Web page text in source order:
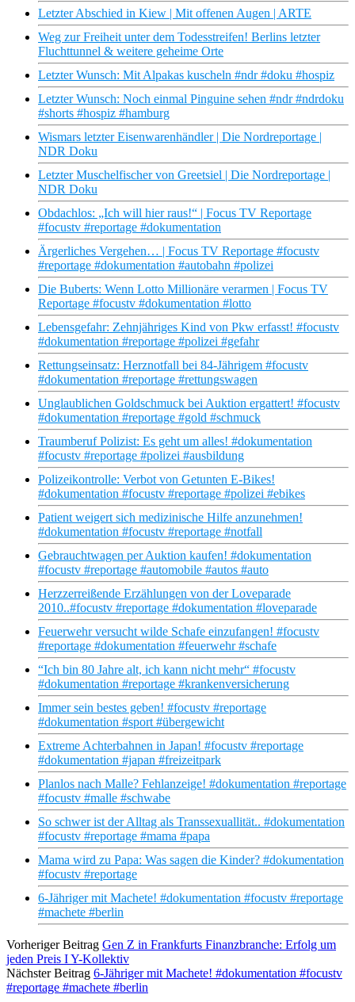
Letzter Abschied in Kiew | Mit offenen Augen | ARTE
Weg zur Freiheit unter dem Todesstreifen! Berlins letzter
Fluchttunnel & weitere geheime Orte
Letzter Wunsch: Mit Alpakas kuscheln #ndr #doku #hospiz
Letzter Wunsch: Noch einmal Pinguine sehen #ndr #ndrdoku
#shorts #hospiz #hamburg
Wismars letzter Eisenwarenhändler | Die Nordreportage |
NDR Doku
Letzter Muschelfischer von Greetsiel | Die Nordreportage |
NDR Doku
Obdachlos: „Ich will hier raus!“ | Focus TV Reportage
#focustv #reportage #dokumentation
Ärgerliches Vergehen… | Focus TV Reportage #focustv
#reportage #dokumentation #autobahn #polizei
Die Buberts: Wenn Lotto Millionäre verarmen | Focus TV
Reportage #focustv #dokumentation #lotto
Lebensgefahr: Zehnjähriges Kind von Pkw erfasst! #focustv
#dokumentation #reportage #polizei #gefahr
Rettungseinsatz: Herznotfall bei 84-Jährigem #focustv
#dokumentation #reportage #rettungswagen
Unglaublichen Goldschmuck bei Auktion ergattert! #focustv
#dokumentation #reportage #gold #schmuck
Traumberuf Polizist: Es geht um alles! #dokumentation
#focustv #reportage #polizei #ausbildung
Polizeikontrolle: Verbot von Getunten E-Bikes!
#dokumentation #focustv #reportage #polizei #ebikes
Patient weigert sich medizinische Hilfe anzunehmen!
#dokumentation #focustv #reportage #notfall
Gebrauchtwagen per Auktion kaufen! #dokumentation
#focustv #reportage #automobile #autos #auto
Herzzerreißende Erzählungen von der Loveparade
2010..#focustv #reportage #dokumentation #loveparade
Feuerwehr versucht wilde Schafe einzufangen! #focustv
#reportage #dokumentation #feuerwehr #schafe
“Ich bin 80 Jahre alt, ich kann nicht mehr“ #focustv
#dokumentation #reportage #krankenversicherung
Immer sein bestes geben! #focustv #reportage
#dokumentation #sport #übergewicht
Extreme Achterbahnen in Japan! #focustv #reportage
#dokumentation #japan #freizeitpark
Planlos nach Malle? Fehlanzeige! #dokumentation #reportage
#focustv #malle #schwabe
So schwer ist der Alltag als Transsexuallität.. #dokumentation
#focustv #reportage #mama #papa
Mama wird zu Papa: Was sagen die Kinder? #dokumentation
#focustv #reportage
6-Jähriger mit Machete! #dokumentation #focustv #reportage
#machete #berlin
Vorheriger Beitrag Gen Z in Frankfurts Finanzbranche: Erfolg um
jeden Preis I Y-Kollektiv
Nächster Beitrag 6-Jähriger mit Machete! #dokumentation #focustv
#reportage #machete #berlin